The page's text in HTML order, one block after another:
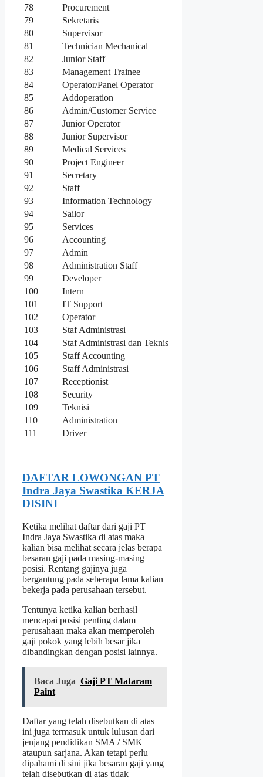
78
Procurement
79
Sekretaris
80
Supervisor
81
Technician Mechanical
82
Junior Staff
83
Management Trainee
84
Operator/Panel Operator
85
Addoperation
86
Admin/Customer Service
87
Junior Operator
88
Junior Supervisor
89
Medical Services
90
Project Engineer
91
Secretary
92
Staff
93
Information Technology
94
Sailor
95
Services
96
Accounting
97
Admin
98
Administration Staff
99
Developer
100
Intern
101
IT Support
102
Operator
103
Staf Administrasi
104
Staf Administrasi dan Teknis
105
Staff Accounting
106
Staff Administrasi
107
Receptionist
108
Security
109
Teknisi
110
Administration
111
Driver
DAFTAR LOWONGAN PT
Indra Jaya Swastika KERJA
DISINI
Ketika melihat daftar dari gaji PT
Indra Jaya Swastika di atas maka
kalian bisa melihat secara jelas berapa
besaran gaji pada masing-masing
posisi. Rentang gajinya juga
bergantung pada seberapa lama kalian
bekerja pada perusahaan tersebut.
Tentunya ketika kalian berhasil
mencapai posisi penting dalam
perusahaan maka akan memperoleh
gaji pokok yang lebih besar jika
dibandingkan dengan posisi lainnya.
Baca Juga Gaji PT Mataram
Paint
Daftar yang telah disebutkan di atas
ini juga termasuk untuk lulusan dari
jenjang pendidikan SMA / SMK
ataupun sarjana. Akan tetapi perlu
dipahami di sini jika besaran gaji yang
telah disebutkan di atas tidak